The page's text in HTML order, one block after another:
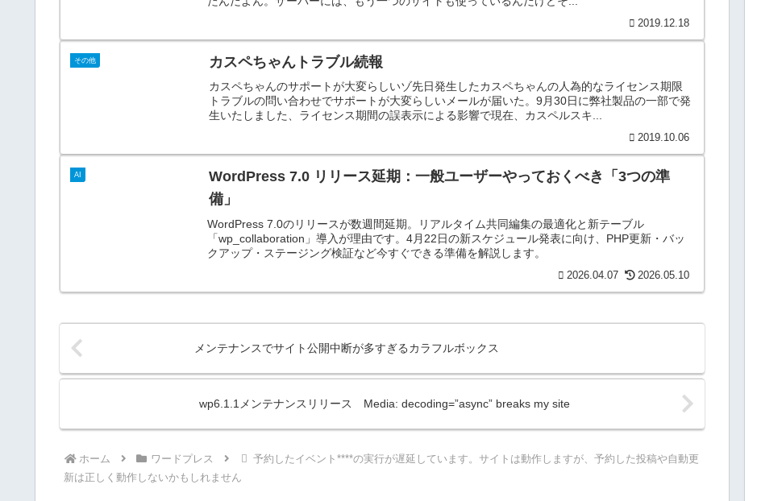
2019.12.18
その他 カスペちゃんトラブル続報
カスペちゃんのサポートが大変らしいゾ先日発生したカスペちゃんの人為的なライセンス期限
トラブルの問い合わせでサポートが大変らしいメールが届いた。9月30日に弊社製品の一部で発
生いたしました、ライセンス期間の誤表示による影響で現在、カスペルスキ...
2019.10.06
AI
WordPress 7.0 リリース延期：一般ユーザーやっておくべき「3つの準
備」
WordPress 7.0のリリースが数週間延期。リアルタイム共同編集の最適化と新テーブル
「wp_collaboration」導入が理由です。4月22日の新スケジュール発表に向け、PHP更新・バッ
クアップ・ステージング検証など今すぐできる準備を解説します。
2026.04.07 2026.05.10
メンテナンスでサイト公開中断が多すぎるカラフルボックス
wp6.1.1メンテナンスリリース Media: decoding=”async” breaks my site
ホーム ワードプレス
予約したイベント****の実行が遅延しています。サイトは動作しますが、予約した投稿や自動更
新は正しく動作しないかもしれません